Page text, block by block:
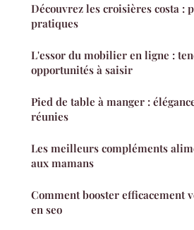
Découvrez les croisières costa :
pratiques
L'essor du mobilier en ligne :
opportunités à saisir
Pied de table à manger :
réunies
Les meilleurs compléments
aux mamans
Comment booster efficacement
en seo